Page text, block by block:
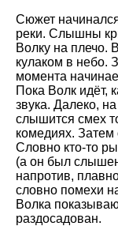
Сюжет
реки. Слышны
Волку на плечо.
кулаком в небо.
момента
Пока Волк идёт,
звука. Далеко,
слышится смех
комедиях. Затем
Словно кто-то
(а он был
напротив,
словно помехи
Волка
раздосадован.